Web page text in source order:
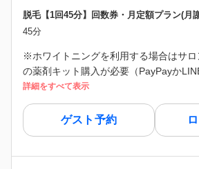
脱毛【1回45分】回数券・月定額プラン(月
45分
※ホワイトニングを利用する場合はサ
の薬剤キット購入が必要（PayPayか
詳細をすべて表示
ゲスト予約